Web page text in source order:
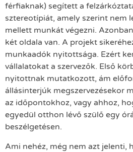
férfiaknak) segített a
sztereotípiát, amely szerint nem
mellett munkát végezni.
két oldala van. A projekt
munkaadók nyitottsága. Ezért
vállalatokat a szervezők. Első
nyitottnak mutatkozott, ám
állásinterjúk megszervezésekor
az időpontokhoz, vagy ahhoz,
egyedül otthon lévő szülő egy
beszélgetésen.
Ami nehéz, még nem azt jelenti,